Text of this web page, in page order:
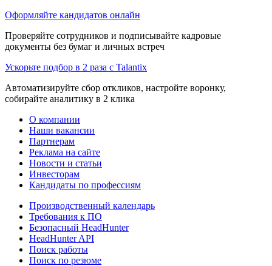
Оформляйте кандидатов онлайн
Проверяйте сотрудников и подписывайте кадровые
документы без бумаг и личных встреч
Ускорьте подбор в 2 раза с Talantix
Автоматизируйте сбор откликов, настройте воронку,
собирайте аналитику в 2 клика
О компании
Наши вакансии
Партнерам
Реклама на сайте
Новости и статьи
Инвесторам
Кандидаты по профессиям
Производственный календарь
Требования к ПО
Безопасный HeadHunter
HeadHunter API
Поиск работы
Поиск по резюме